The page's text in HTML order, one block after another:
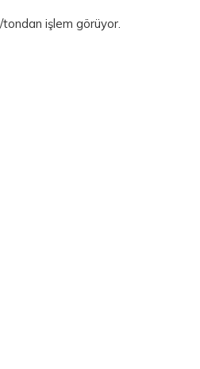
işlem görüyor.